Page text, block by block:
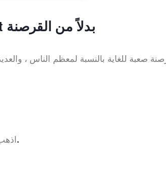
نصيحتان للحصول على معلومات Snapchat بدلاً من القرصنة
صعبة للغاية بالنسبة لمعظم الناس ،
الإعدادات> الملء التلقائي> كلمات المرور.